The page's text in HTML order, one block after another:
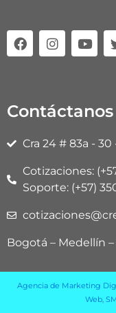
F
a
o
I
n
g
r
m
Y
o
e
Contáctanos
Cra 24 # 83a -
Cotizaciones:
Soporte: (+57)
Bogotá – Medellín
Agencia de Marketing
Web,